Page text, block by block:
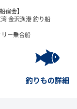
宿会】
金沢漁港 釣り船
ー乗合船
釣りもの詳細